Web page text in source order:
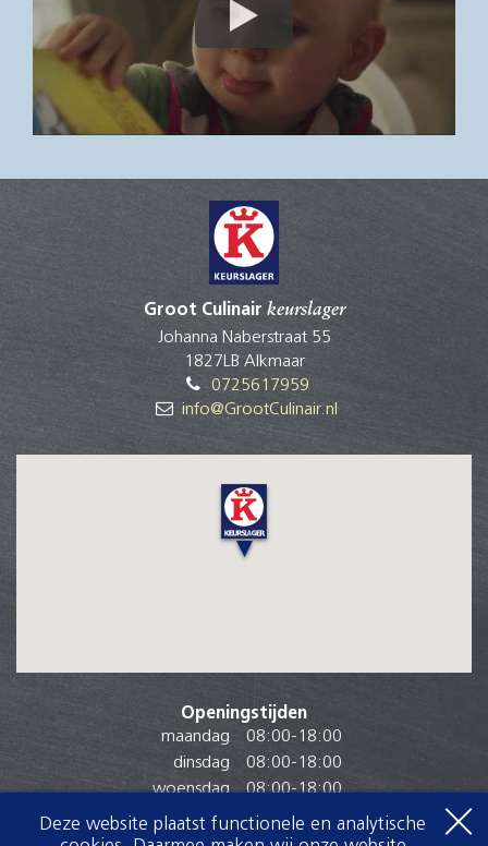
Groot Culinair keurslager
Johanna Naberstraat 55
1827LB Alkmaar
0725617959
info@GrootCulinair.nl
Openingstijden
maandag
08:00-18:00
dinsdag
08:00-18:00
woensdag
08:00-18:00
donderdag
08:00 -
vrijdag
08:00- 18:00
Deze website plaatst functionele en analytische